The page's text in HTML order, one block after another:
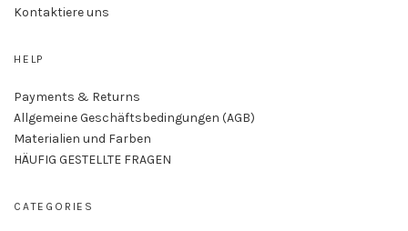
Kontaktiere uns
HELP
Payments & Returns
Allgemeine Geschäftsbedingungen (AGB)
Materialien und Farben
HÄUFIG GESTELLTE FRAGEN
CATEGORIES